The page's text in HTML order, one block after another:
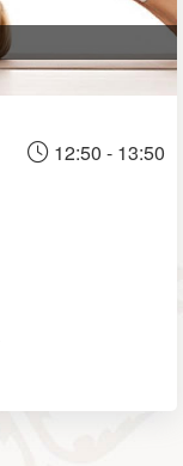
12:50 - 13:50